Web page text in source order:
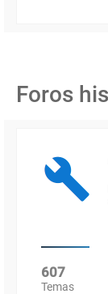
Foros
607
Temas